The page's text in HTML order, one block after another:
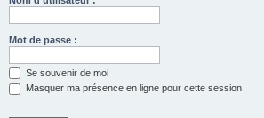
Mot de passe :
Se souvenir de moi
Masquer ma présence en ligne pour cette session